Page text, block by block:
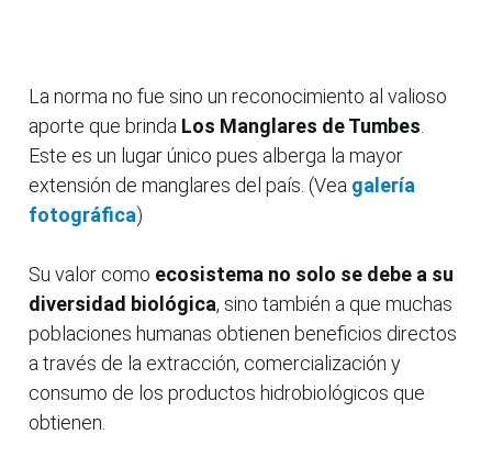
La norma no fue sino un reconocimiento al valioso
aporte que brinda Los Manglares de Tumbes
Este es un lugar único pues alberga la mayor
extensión de manglares del país. (Vea galería
fotográfica)
Su valor como ecosistema no solo se debe a su
diversidad biológica, sino también a que muchas
poblaciones humanas obtienen beneficios directos
a través de la extracción, comercialización y
consumo de los productos hidrobiológicos que
obtienen.